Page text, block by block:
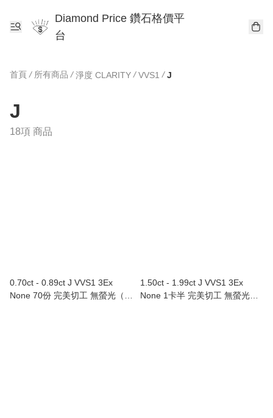
Diamond Price 鑽石格價平
台
首頁 / 所有商品 / 淨度 CLARITY / VVS1 / J
J
18項 商品
0.70ct - 0.89ct J VVS1 3Ex
None 70份 完美切工 無螢光（附
1.50ct - 1.99ct J VVS1 3Ex
None 1卡半 完美切工 無螢光